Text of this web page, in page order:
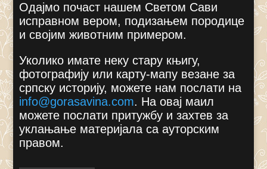
Одајмо почаст нашем Светом Сави
исправном вером, подизањем породице
и својим животним примером.
Уколико имате неку стару књигу,
фотографију или карту-мапу везане за
српску историју, можете нам послати на
info@gorasavina.com. На овај маил
можете послати притужбу и захтев за
уклањање материјала са ауторским
правом.